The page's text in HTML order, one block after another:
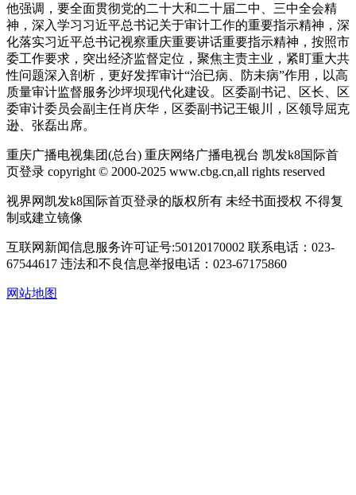
他强调，要全面贯彻党的二十大和二十届二中、三中全会精
神，深入学习习近平总书记关于审计工作的重要指示精神，深
化落实习近平总书记视察重庆重要讲话重要指示精神，按照市
委工作要求，突出经济监督定位，聚焦主责主业，紧盯重大共
性问题深入剖析，更好发挥审计“治已病、防未病”作用，以高
质量审计监督服务沙坪坝现代化建设。区委副书记、区长、区
委审计委员会副主任肖庆华，区委副书记王银川，区领导屈克
逊、张磊出席。
重庆广播电视集团(总台) 重庆网络广播电视台 凯发k8国际首
页登录 copyright © 2000-2025 www.cbg.cn,all rights reserved
视界网凯发k8国际首页登录的版权所有 未经书面授权 不得复
制或建立镜像
互联网新闻信息服务许可证号:50120170002 联系电话：023-
67544617 违法和不良信息举报电话：023-67175860
网站地图